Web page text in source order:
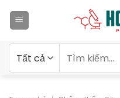
qua
kiếm: